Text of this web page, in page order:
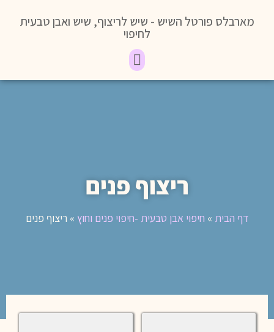
מארבלס פורטל השיש - שיש לריצוף, שיש ואבן טבעית
לחיפוי
ריצוף פנים
דף הבית » חיפוי אבן טבעית -חיפוי פנים וחוץ » ריצוף פנים